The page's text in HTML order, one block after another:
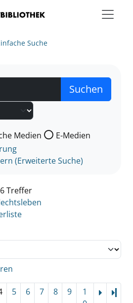
Suche
nach der Sie suchen wollen.
Medien
E-Medien
(Erweiterte Suche)
Treffer
5 6 7 8 9
1